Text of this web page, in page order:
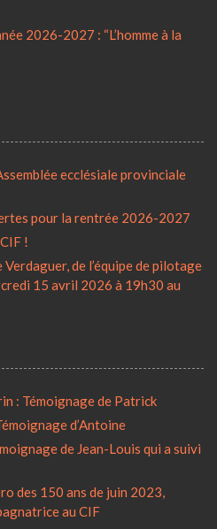
2026-2027 : “L’homme à la
ecclésiale provinciale
pour la rentrée 2026-2027
!
de l’équipe de pilotage
15 avril 2026 à 19h30 au
: Témoignage de Patrick
d’Antoine
de Jean-Louis qui a suivi
des 150 ans de juin 2023,
au CIF